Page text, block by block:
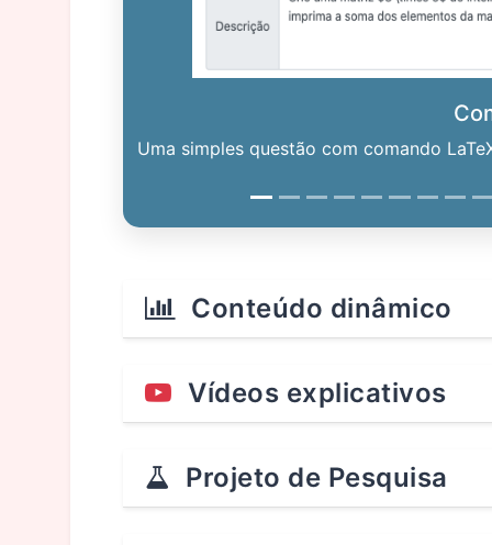
Uma simples questão com comando
Conteúdo dinâmico
Vídeos explicativos
Projeto de Pesquisa